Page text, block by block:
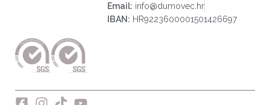
Email: info@dumovec.hr
IBAN: HR9223600001501426697